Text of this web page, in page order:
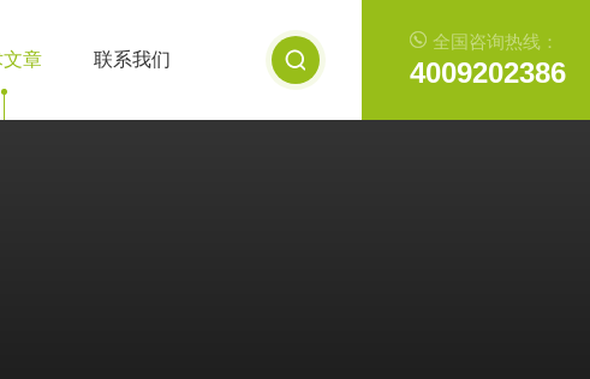
全国咨询热线：
4009202386
章 联系我们